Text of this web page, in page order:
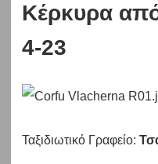
Κέρκυρα
4-23
Ταξιδιωτικό Γραφείο: